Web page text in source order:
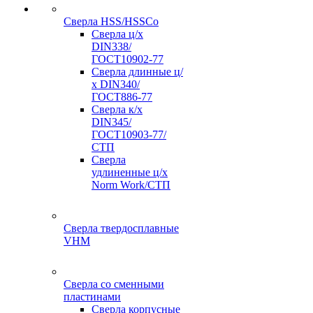
Сверла HSS/HSSCo
Сверла ц/х
DIN338/
ГОСТ10902-77
Сверла длинные ц/
х DIN340/
ГОСТ886-77
Сверла к/х
DIN345/
ГОСТ10903-77/
СТП
Сверла
удлиненные ц/х
Norm Work/СТП
Сверла твердосплавные
VHM
Сверла со сменными
пластинами
Сверла корпусные